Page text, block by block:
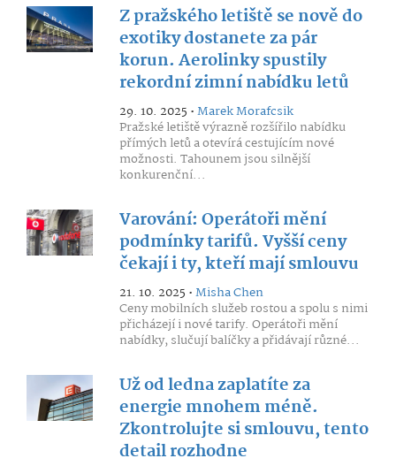
Z pražského letiště se nově do
exotiky dostanete za pár
korun. Aerolinky spustily
rekordní zimní nabídku letů
29. 10. 2025 •Marek Morafcsik
Pražské letiště výrazně rozšířilo nabídku
přímých letů a otevírá cestujícím nové
možnosti. Tahounem jsou silnější
konkurenční...
Varování: Operátoři mění
podmínky tarifů. Vyšší ceny
čekají i ty, kteří mají smlouvu
21. 10. 2025 •Misha Chen
Ceny mobilních služeb rostou a spolu s nimi
přicházejí i nové tarify. Operátoři mění
nabídky, slučují balíčky a přidávají různé...
Už od ledna zaplatíte za
energie mnohem méně.
Zkontrolujte si smlouvu, tento
detail rozhodne